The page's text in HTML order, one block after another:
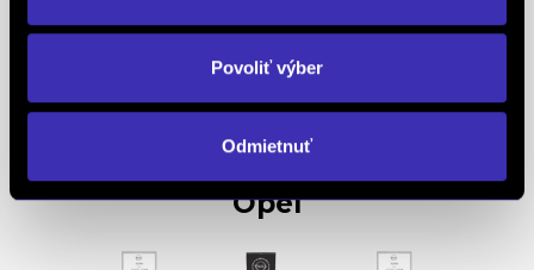
Povoliť výber
Odmietnuť
Barcelona Slovensko
Opel